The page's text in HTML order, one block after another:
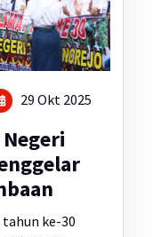
29 Okt 2025
Negeri
ke-30